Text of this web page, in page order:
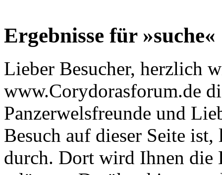
Ergebnisse für »suche«
Lieber Besucher, herzlich
www.Corydorasforum.de
Panzerwelsfreunde und
Besuch auf dieser Seite
durch. Dort wird Ihnen die